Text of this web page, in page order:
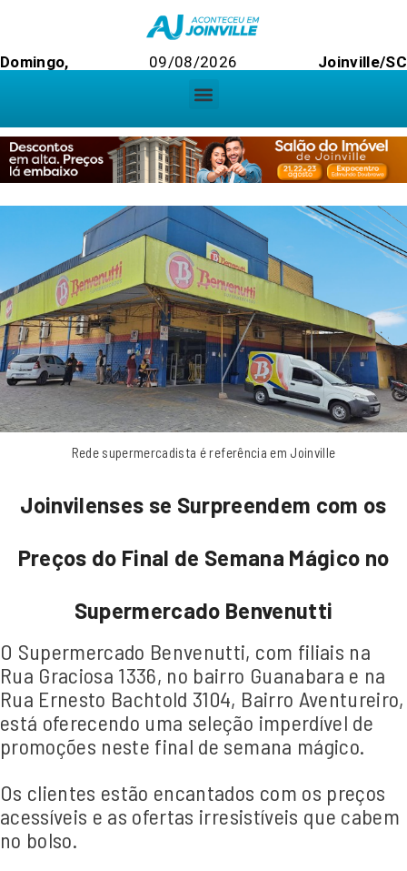
Domingo, 09/08/2026 Joinville/SC
Rede supermercadista é referência em Joinville
Joinvilenses se Surpreendem com os
Preços do Final de Semana Mágico no
Supermercado Benvenutti
O Supermercado Benvenutti, com filiais na
Rua Graciosa 1336, no bairro Guanabara e na
Rua Ernesto Bachtold 3104, Bairro Aventureiro,
está oferecendo uma seleção imperdível de
promoções neste final de semana mágico.
Os clientes estão encantados com os preços
acessíveis e as ofertas irresistíveis que cabem
no bolso.